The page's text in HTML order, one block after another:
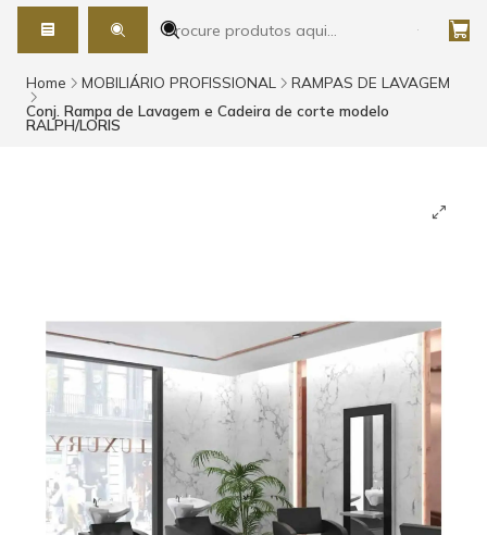
Home MOBILIÁRIO PROFISSIONAL
RAMPAS DE LAVAGEM
Conj. Rampa de Lavagem e Cadeira de corte modelo
RALPH/LORIS